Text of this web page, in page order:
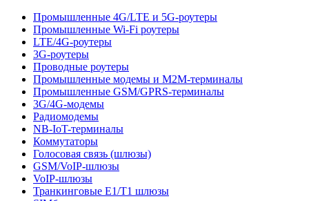
Промышленные 4G/LTE и 5G-роутеры
Промышленные Wi-Fi роутеры
LTE/4G-роутеры
3G-роутеры
Проводные роутеры
Промышленные модемы и M2M-терминалы
Промышленные GSM/GPRS-терминалы
3G/4G-модемы
Радиомодемы
NB-IoT-терминалы
Коммутаторы
Голосовая связь (шлюзы)
GSM/VoIP-шлюзы
VoIP-шлюзы
Транкинговые E1/T1 шлюзы